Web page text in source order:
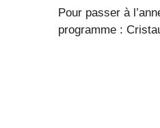
Pour passer à
programme :